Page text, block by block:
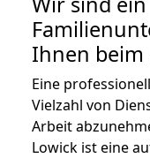
Ihnen beim
Eine
Vielzahl von
Arbeit
Lowick ist eine